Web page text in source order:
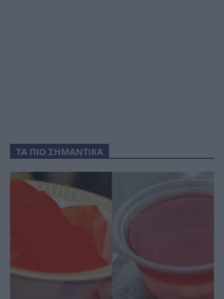
ΤΑ ΠΙΟ ΣΗΜΑΝΤΙΚΑ